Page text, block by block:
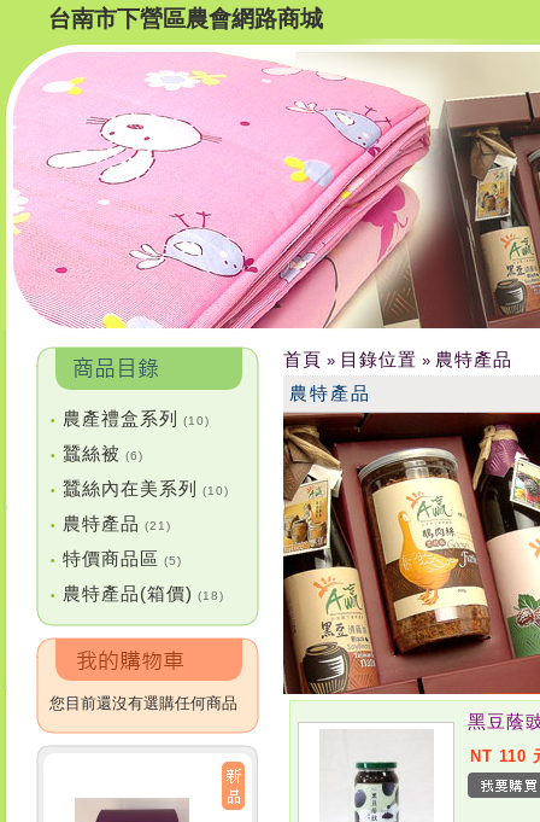
台南市下營區農會網路商城
• 農產禮盒系列 (10)
• 蠶絲被 (6)
• 蠶絲內在美系列 (10)
• 農特產品 (21)
• 特價商品區 (5)
• 農特產品(箱價) (18)
您目前還沒有選購任何商品
首頁 » 目錄位置 » 農特產品
農特產品
黑豆蔭
NT 110